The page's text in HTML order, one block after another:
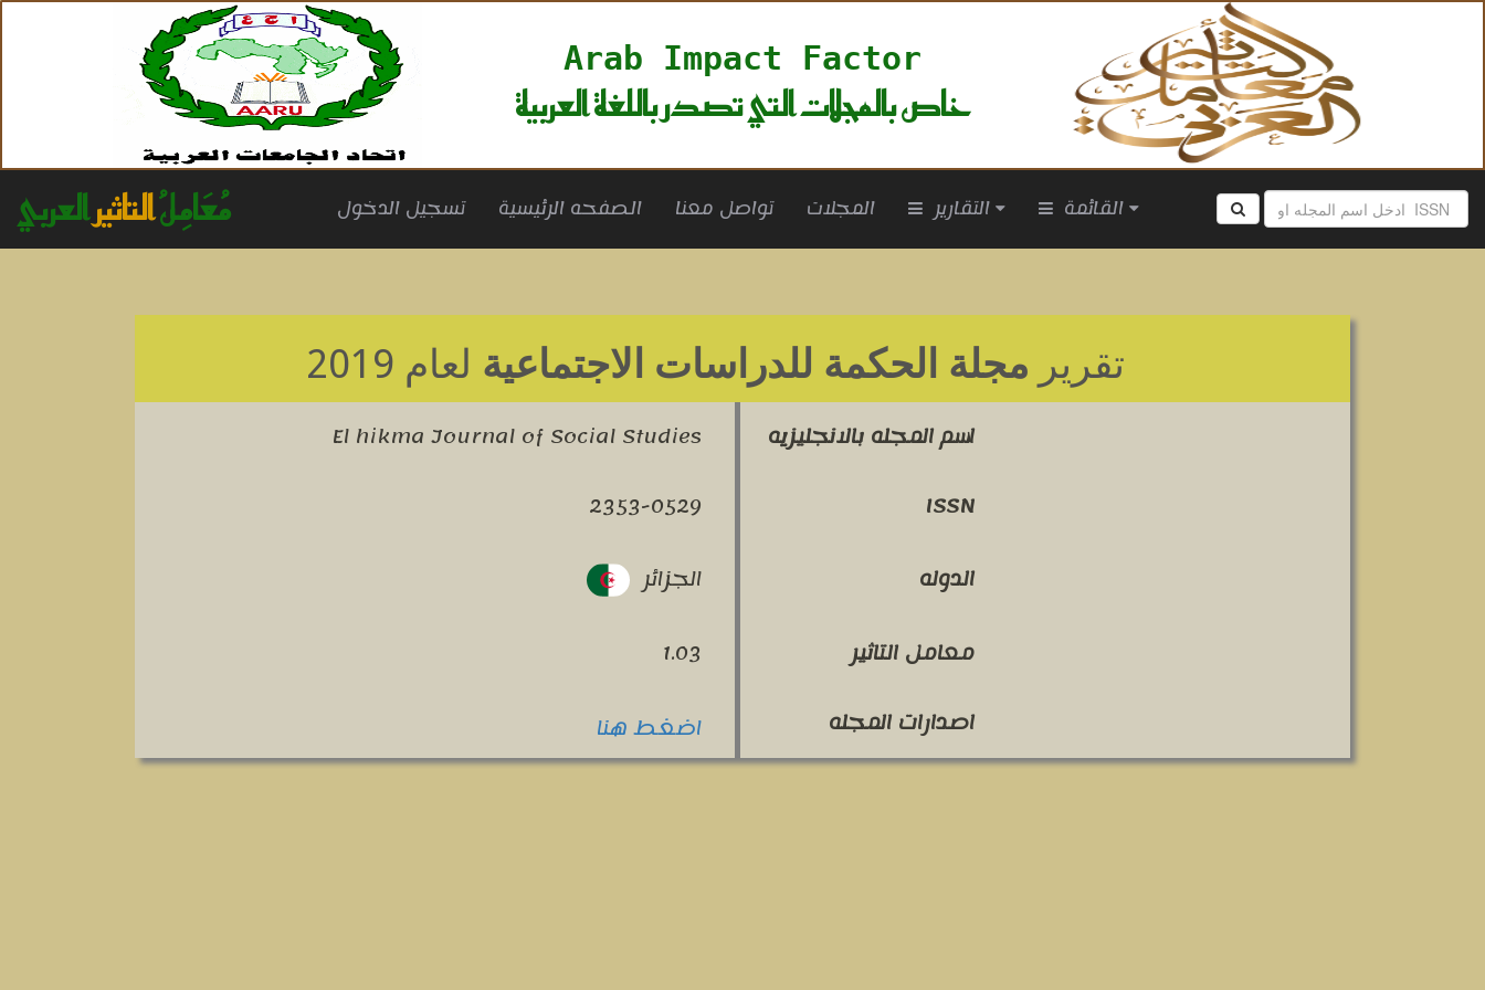
Arab Impact Factor
خاص بالمجلات التي تصدر باللغة العربية
مُعَامِلُالتاثيرالعربي تسجيل الدخول الصفحه الرئيسية تواصل معنا المجلات التقارير القائمة
تقرير مجلة الحكمة للدراسات الاجتماعية لعام 2019
اسم المجله بالانجليزيه
El hikma Journal of Social Studies
ISSN
2353-0529
الدوله
الجزائر
معامل التاثير
1.03
اصدارات المجله
اضغط هنا